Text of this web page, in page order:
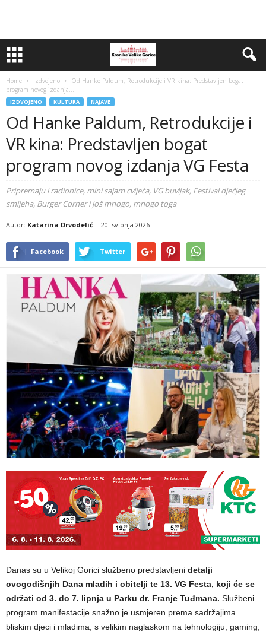
Home Izdvojeno
Od Hanke Paldum, Retrodukcije i VR kina: Predstavljen bogat
program novog izdanja...
IZDVOJENO KULTURA NAJAVE
Od Hanke Paldum, Retrodukcije i
VR kina: Predstavljen bogat
program novog izdanja VG Festa
Pripremaju i radionice, mini sajam cvijeća, VG buvljak, Festival dječjeg
smijeha, Burger Corner i još mnogo, mnogo toga
Autor: Katarina Drvodelić - 20. svibnja 2026
Facebook Twitter
Danas su u Velikoj Gorici službeno predstavljeni detalji
ovogodišnjih Dana mladih i obitelji te 13. VG Festa, koji će se
održati od 3. do 7. lipnja u Parku dr. Franje Tuđmana. Službeni
program manifestacije snažno je usmjeren prema sadržajima
bliskim djeci i mladima, s velikim naglaskom na tehnologiju, gaming,